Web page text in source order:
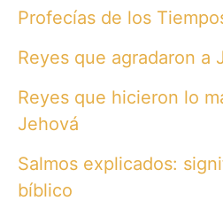
Profecías de los
Reyes que agradaron a
Reyes que hicieron lo
Jehová
Salmos explicados:
bíblico